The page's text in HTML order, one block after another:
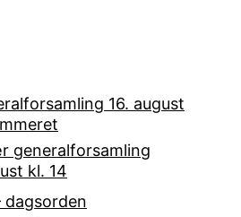
16. august
generalforsamling
kl. 14